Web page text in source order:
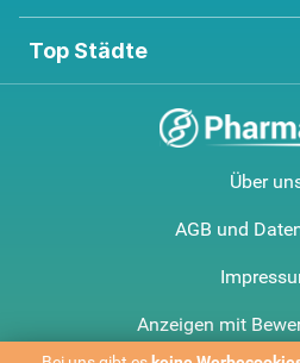
Top Städte
Über
AGB und
Anzeigen mit